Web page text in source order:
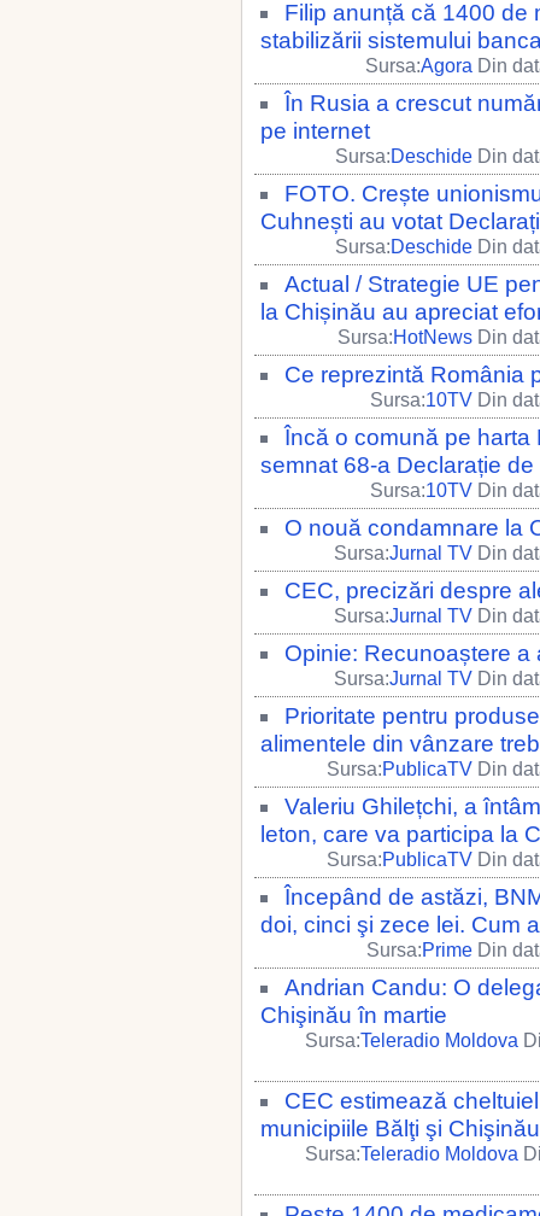
Filip anunță că 1400 de
stabilizării sistemului
Sursa:Agora Din
În Rusia a crescut
pe internet
Sursa:Deschide Din
FOTO. Crește
Cuhnești au votat
Sursa:Deschide Din
Actual / Strategie UE
la Chișinău au apreciat
Sursa:HotNews Din
Ce reprezintă România
Sursa:10TV Din
Încă o comună pe harta
semnat 68-a Declarație de
Sursa:10TV Din
O nouă condamnare la
Sursa:Jurnal TV Din
CEC, precizări despre
Sursa:Jurnal TV Din
Opinie: Recunoaștere a
Sursa:Jurnal TV Din
Prioritate pentru
alimentele din vânzare
Sursa:PublicaTV Din
Valeriu Ghilețchi, a
leton, care va participa la
Sursa:PublicaTV Din
Începând de astăzi,
doi, cinci şi zece lei. Cum
Sursa:Prime Din
Andrian Candu: O
Chişinău în martie
Sursa:Teleradio Moldova
CEC estimează
municipiile Bălţi şi Chişinău
Sursa:Teleradio Moldova